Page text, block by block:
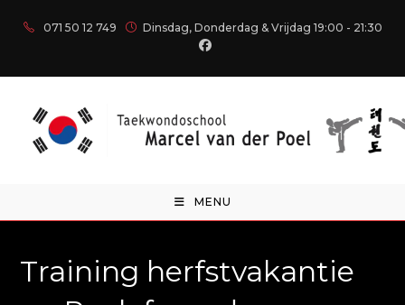
071 50 12 749 Dinsdag, Donderdag & Vrijdag 19:00 - 21:30
MENU
Training herfstvakantie